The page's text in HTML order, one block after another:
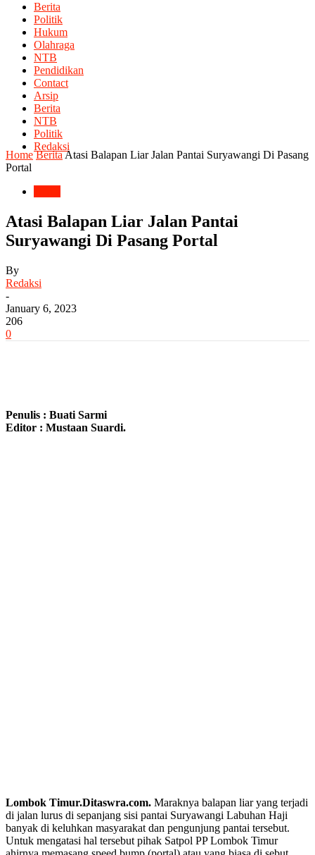
Berita
Politik
Hukum
Olahraga
NTB
Pendidikan
Contact
Arsip
Berita
NTB
Politik
Redaksi
Home BeritaAtasi Balapan Liar Jalan Pantai Suryawangi Di Pasang
Portal
Atasi Balapan Liar Jalan Pantai
Suryawangi Di Pasang Portal
By
Redaksi
-
January 6, 2023
206
0
Penulis : Buati Sarmi
Editor : Mustaan ​​Suardi.
Lombok Timur.Ditaswra.com. Maraknya balapan liar yang terjadi
di jalan lurus di sepanjang sisi pantai Suryawangi Labuhan Haji
banyak di keluhkan masyarakat dan pengunjung pantai tersebut.
Untuk mengatasi hal tersebut pihak Satpol PP Lombok Timur